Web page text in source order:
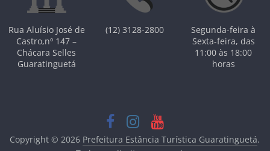
Rua Aluísio José de
Castro,nº 147 –
Chácara Selles
Guaratinguetá
(12) 3128-2800
Segunda-feira à
Sexta-feira, das
11:00 às 18:00
horas
Copyright © 2026 Prefeitura Estância Turística Guaratinguetá.